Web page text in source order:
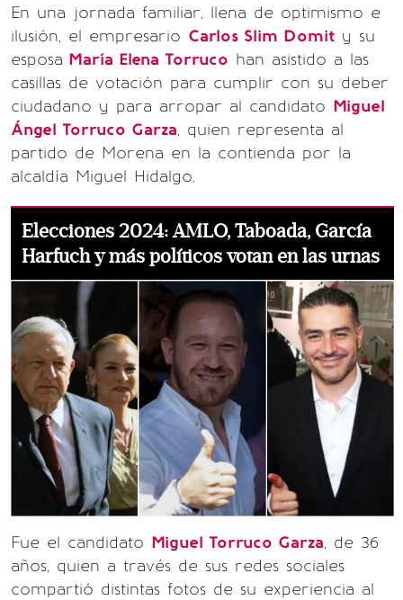
En una jornada familiar, llena de optimismo e
ilusión, el empresario Carlos Slim Domit y su
esposa María Elena Torruco han asistido a las
casillas de votación para cumplir con su deber
ciudadano y para arropar al candidato Miguel
Ángel Torruco Garza, quien representa al
partido de Morena en la contienda por la
alcaldía Miguel Hidalgo.
Elecciones 2024: AMLO, Taboada, García
Harfuch y más políticos votan en las urnas
Fue el candidato Miguel Torruco Garza, de 36
años, quien a través de sus redes sociales
compartió distintas fotos de su experiencia al